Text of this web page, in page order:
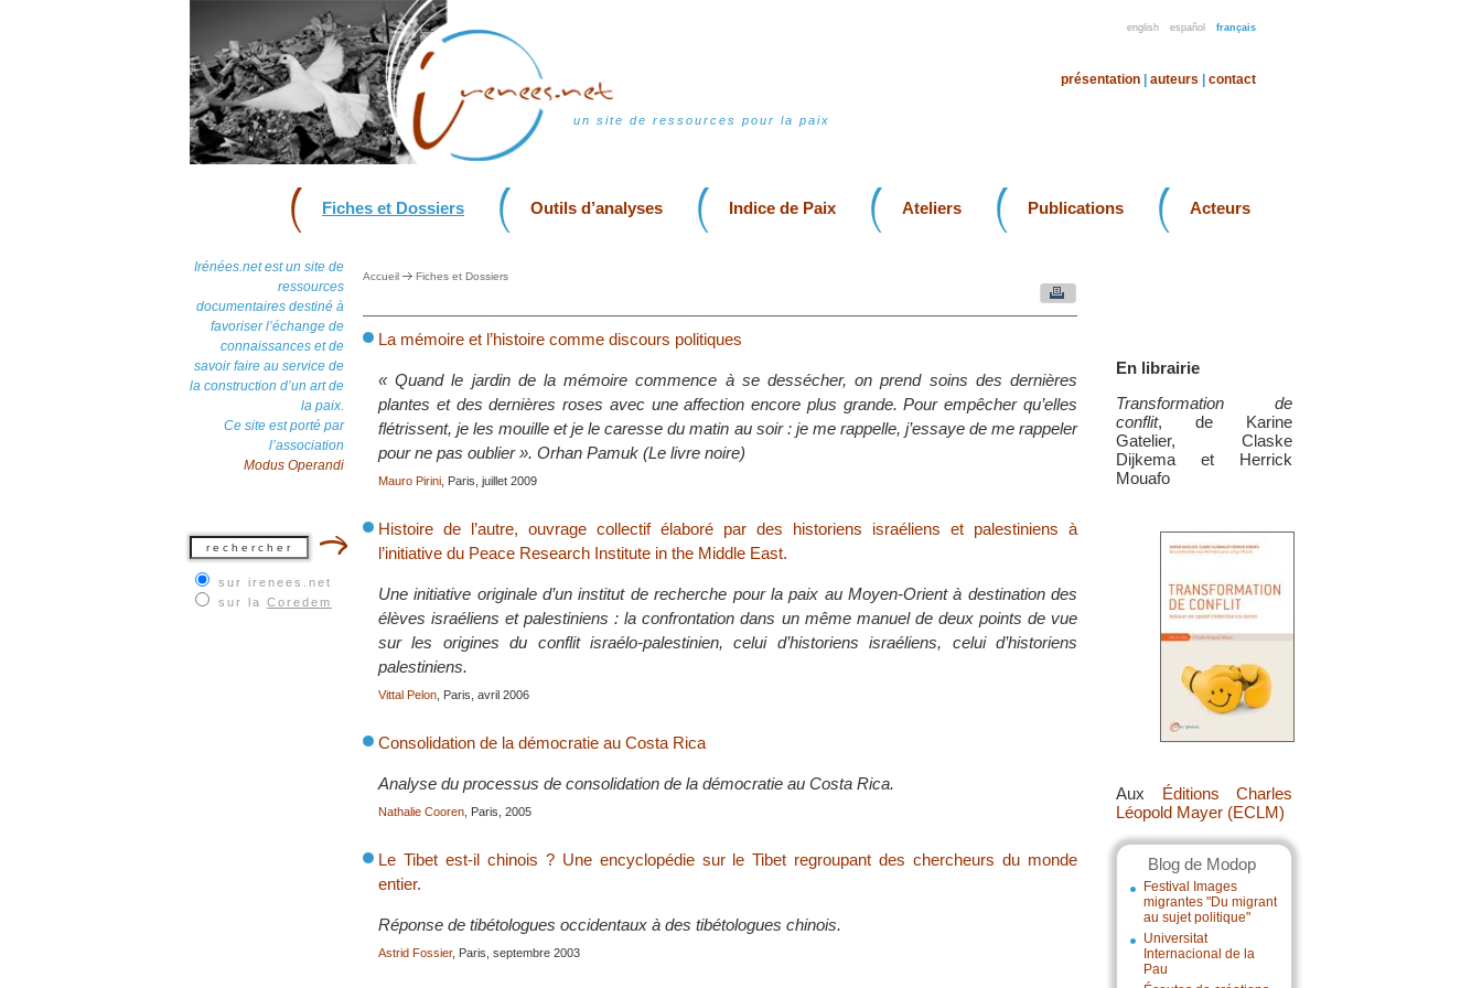
english español français
un site de ressources pour la paix
présentation auteurs contact
Fiches et Dossiers Outils d’analyses Indice de Paix Ateliers Publications Acteurs
Irénées.net est un site de
ressources
documentaires destiné à
favoriser l’échange de
connaissances et de
savoir faire au service de
la construction d’un art de
la paix.
Ce site est porté par
l’association
Modus Operandi
sur irenees.net
sur la Coredem
En librairie
Transformation de
conflit, de Karine
Gatelier, Claske
Dijkema et Herrick
Mouafo
Aux Éditions Charles
Léopold Mayer (ECLM)
Blog de Modop
Festival Images
migrantes "Du migrant
au sujet politique"
Universitat
Internacional de la
Pau
Accueil Fiches et Dossiers
La mémoire et l’histoire comme discours politiques
« Quand le jardin de la mémoire commence à se dessécher, on prend soins des dernières
plantes et des dernières roses avec une affection encore plus grande. Pour empêcher qu’elles
flétrissent, je les mouille et je le caresse du matin au soir : je me rappelle, j’essaye de me rappeler
pour ne pas oublier ». Orhan Pamuk (Le livre noire)
Mauro Pirini , Paris, juillet 2009
Histoire de l’autre, ouvrage collectif élaboré par des historiens israéliens et palestiniens à
l’initiative du Peace Research Institute in the Middle East.
Une initiative originale d’un institut de recherche pour la paix au Moyen-Orient à destination des
élèves israéliens et palestiniens : la confrontation dans un même manuel de deux points de vue
sur les origines du conflit israélo-palestinien, celui d’historiens israéliens, celui d’historiens
palestiniens.
Vittal Pelon , Paris, avril 2006
Consolidation de la démocratie au Costa Rica
Analyse du processus de consolidation de la démocratie au Costa Rica.
Nathalie Cooren , Paris, 2005
Le Tibet est-il chinois ? Une encyclopédie sur le Tibet regroupant des chercheurs du monde
entier.
Réponse de tibétologues occidentaux à des tibétologues chinois.
Astrid Fossier, Paris, septembre 2003